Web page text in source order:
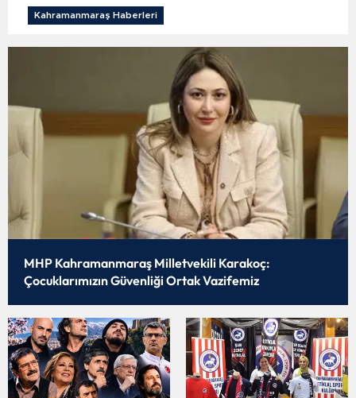
Kahramanmaraş Haberleri
MHP Kahramanmaraş Milletvekili Karakoç:
Çocuklarımızın Güvenliği Ortak Vazifemiz